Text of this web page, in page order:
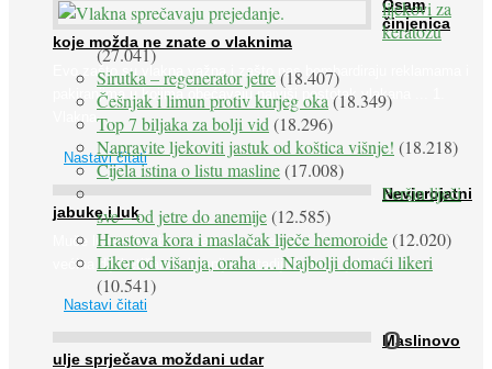
Osam
činjenica
koje možda ne znate o vlaknima
Evo zašto su vlakna važna i zašto nas bombardiraju reklamama i
pakiranjima u kojima obećavaju najviši postotak vlakana ... 1.
Vlakna ...
Nastavi čitati
Nevjerojatni
jabuke i luk
Muče li vas tegobe vezane uz srce, oči i živce, od kojih pati
većina dijabetičara u kasnijem stadiju bolesti, jabuke ...
Nastavi čitati
Maslinovo
ulje sprječava moždani udar
lijekovi za
keratozu
(27.041)
Sirutka – regenerator jetre(18.407)
Češnjak i limun protiv kurjeg oka(18.349)
Top 7 biljaka za bolji vid(18.296)
Napravite ljekoviti jastuk od koštica višnje! (18.218)
Cijela istina o listu masline(17.008)
Peršin liječi
sve – od jetre do anemije(12.585)
Hrastova kora i maslačak liječe hemoroide(12.020)
Liker od višanja, oraha … Najbolji domaći likeri
(10.541)
O